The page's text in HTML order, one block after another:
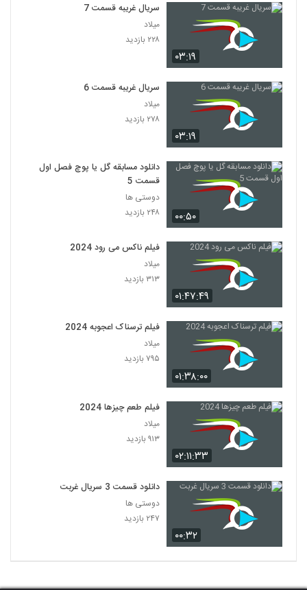
۰۳:۱۹
سریال غریبه قسمت 7
میلاد
۲۲۸ بازدید
۰۳:۱۹
سریال غریبه قسمت 6
میلاد
۲۷۸ بازدید
۰۰:۵۰
دانلود مسابقه گل یا پوچ فصل اول
قسمت 5
دوستی ها
۲۴۸ بازدید
۰۱:۴۷:۴۹
فیلم ناکس می رود 2024
میلاد
۳۱۳ بازدید
۰۱:۳۸:۰۰
فیلم ترسناک اعجوبه 2024
میلاد
۷۹۵ بازدید
۰۲:۱۱:۳۳
فیلم طعم چیزها 2024
میلاد
۹۱۳ بازدید
۰۰:۳۲
دانلود قسمت 3 سریال غربت
دوستی ها
۲۴۷ بازدید